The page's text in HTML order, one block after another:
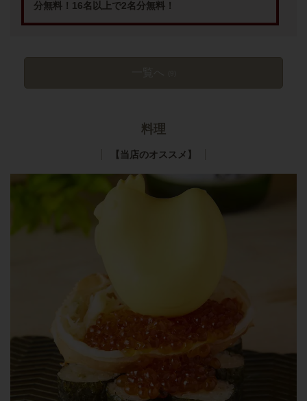
分無料！16名以上で2名分無料！
料理
【当店のオススメ】